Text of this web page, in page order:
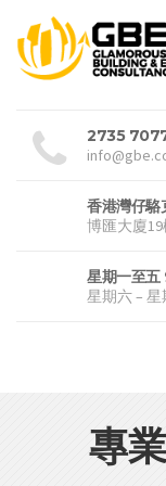
2735
香港灣仔
博匯大廈
星期一至
星期六 –
專